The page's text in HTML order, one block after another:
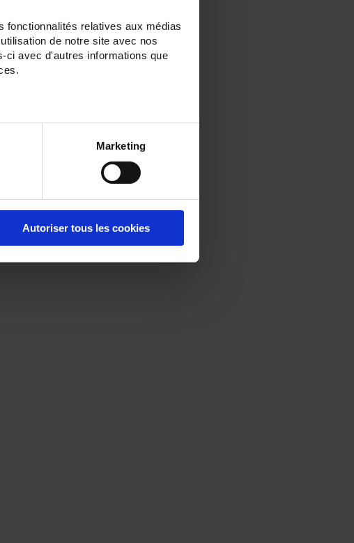
fonctionnalités relatives aux médias
de notre site avec nos
ci avec d'autres informations que
Marketing
Autoriser tous les cookies